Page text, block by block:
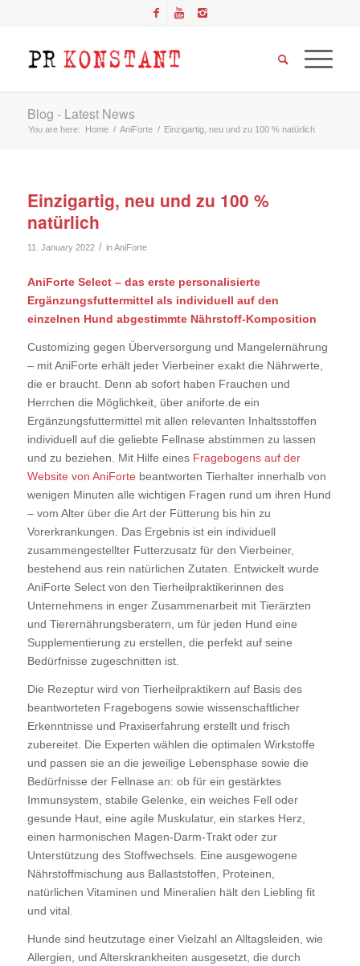
Blog - Latest News
You are here: Home / AniForte / Einzigartig, neu und zu 100 % natürlich
Einzigartig, neu und zu 100 %
natürlich
11. January 2022 / inAniForte
AniForte Select – das erste personalisierte
Ergänzungsfuttermittel als individuell auf den
einzelnen Hund abgestimmte Nährstoff-Komposition
Customizing gegen Überversorgung und Mangelernährung
– mit AniForte erhält jeder Vierbeiner exakt die Nährwerte,
die er braucht. Denn ab sofort haben Frauchen und
Herrchen die Möglichkeit, über aniforte.de ein
Ergänzungsfuttermittel mit allen relevanten Inhaltsstoffen
individuell auf die geliebte Fellnase abstimmen zu lassen
und zu beziehen. Mit Hilfe eines Fragebogens auf der
Website von AniFortebeantworten Tierhalter innerhalb von
wenigen Minuten alle wichtigen Fragen rund um ihren Hund
– vom Alter über die Art der Fütterung bis hin zu
Vorerkrankungen. Das Ergebnis ist ein individuell
zusammengestellter Futterzusatz für den Vierbeiner,
bestehend aus rein natürlichen Zutaten. Entwickelt wurde
AniForte Select von den Tierheilpraktikerinnen des
Unternehmens in enger Zusammenarbeit mit Tierärzten
und Tierernährungsberatern, um für jeden Hund eine
Supplementierung zu erstellen, die perfekt auf seine
Bedürfnisse zugeschnitten ist.
Die Rezeptur wird von Tierheilpraktikern auf Basis des
beantworteten Fragebogens sowie wissenschaftlicher
Erkenntnisse und Praxiserfahrung erstellt und frisch
zubereitet. Die Experten wählen die optimalen Wirkstoffe
und passen sie an die jeweilige Lebensphase sowie die
Bedürfnisse der Fellnase an: ob für ein gestärktes
Immunsystem, stabile Gelenke, ein weiches Fell oder
gesunde Haut, eine agile Muskulatur, ein starkes Herz,
einen harmonischen Magen-Darm-Trakt oder zur
Unterstützung des Stoffwechsels. Eine ausgewogene
Nährstoffmischung aus Ballaststoffen, Proteinen,
natürlichen Vitaminen und Mineralien hält den Liebling fit
und vital.
Hunde sind heutzutage einer Vielzahl an Alltagsleiden, wie
Allergien, und Alterskrankheiten ausgesetzt, die durch